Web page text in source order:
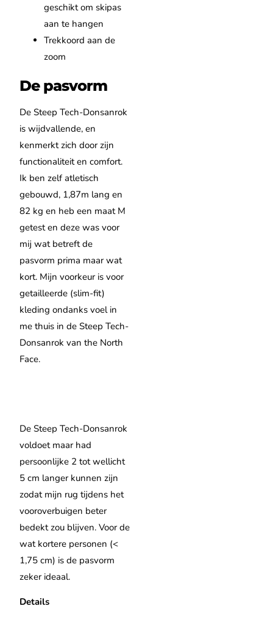
geschikt om skipas
aan te hangen
Trekkoord aan de
zoom
De pasvorm
De Steep Tech-Donsanrok
is wijdvallende, en
kenmerkt zich door zijn
functionaliteit en comfort.
Ik ben zelf atletisch
gebouwd, 1,87m lang en
82 kg en heb een maat M
getest en deze was voor
mij wat betreft de
pasvorm prima maar wat
kort. Mijn voorkeur is voor
getailleerde (slim-fit)
kleding ondanks voel in
me thuis in de Steep Tech-
Donsanrok van the North
Face.
De Steep Tech-Donsanrok
voldoet maar had
persoonlijke 2 tot wellicht
5 cm langer kunnen zijn
zodat mijn rug tijdens het
vooroverbuigen beter
bedekt zou blijven. Voor de
wat kortere personen (<
1,75 cm) is de pasvorm
zeker ideaal.
Details